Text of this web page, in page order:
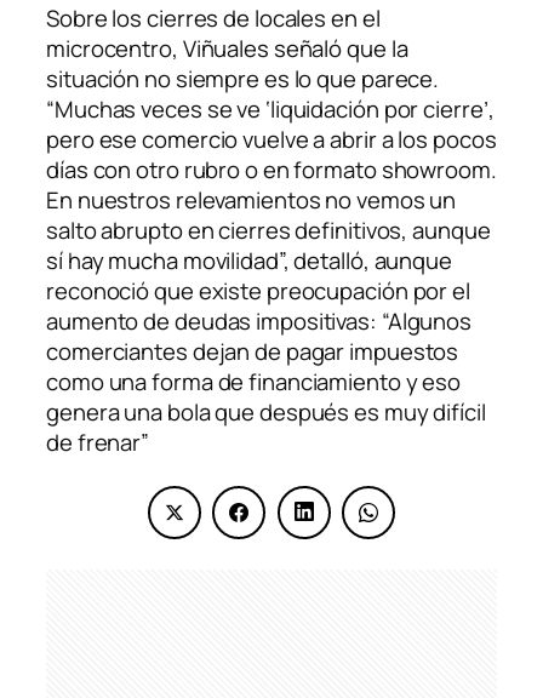
Sobre los cierres de locales en el
microcentro, Viñuales señaló que la
situación no siempre es lo que parece.
“Muchas veces se ve ‘liquidación por cierre’,
pero ese comercio vuelve a abrir a los pocos
días con otro rubro o en formato showroom.
En nuestros relevamientos no vemos un
salto abrupto en cierres definitivos, aunque
sí hay mucha movilidad”, detalló, aunque
reconoció que existe preocupación por el
aumento de deudas impositivas: “Algunos
comerciantes dejan de pagar impuestos
como una forma de financiamiento y eso
genera una bola que después es muy difícil
de frenar”